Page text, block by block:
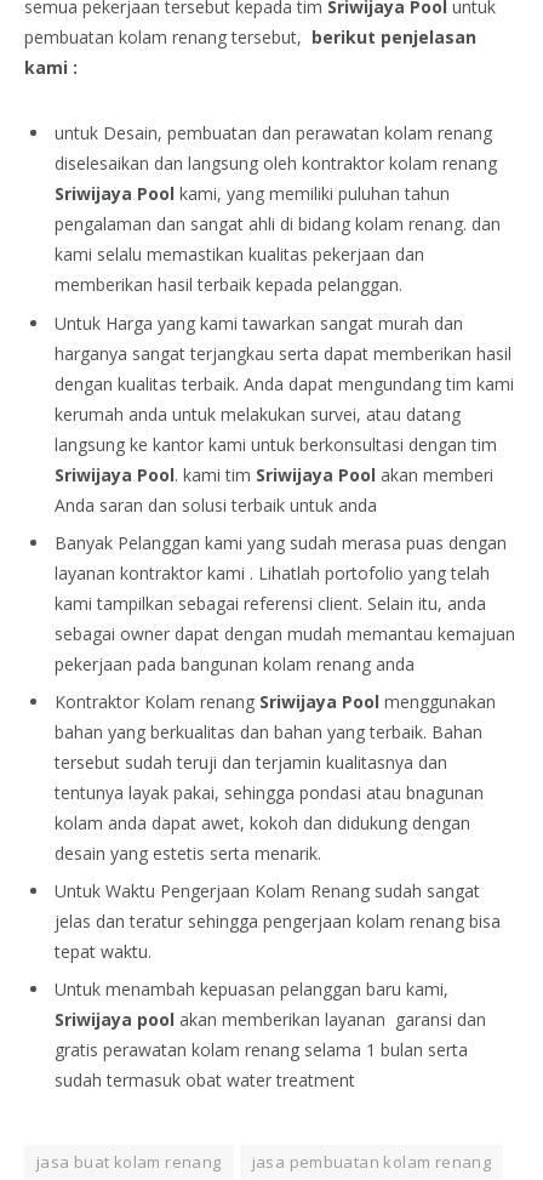
semua pekerjaan tersebut kepada tim Sriwijaya Pool untuk
pembuatan kolam renang tersebut, berikut penjelasan
kami :
untuk Desain, pembuatan dan perawatan kolam renang
diselesaikan dan langsung oleh kontraktor kolam renang
Sriwijaya Pool kami, yang memiliki puluhan tahun
pengalaman dan sangat ahli di bidang kolam renang. dan
kami selalu memastikan kualitas pekerjaan dan
memberikan hasil terbaik kepada pelanggan.
Untuk Harga yang kami tawarkan sangat murah dan
harganya sangat terjangkau serta dapat memberikan hasil
dengan kualitas terbaik. Anda dapat mengundang tim kami
kerumah anda untuk melakukan survei, atau datang
langsung ke kantor kami untuk berkonsultasi dengan tim
Sriwijaya Pool. kami tim Sriwijaya Pool akan memberi
Anda saran dan solusi terbaik untuk anda
Banyak Pelanggan kami yang sudah merasa puas dengan
layanan kontraktor kami . Lihatlah portofolio yang telah
kami tampilkan sebagai referensi client. Selain itu, anda
sebagai owner dapat dengan mudah memantau kemajuan
pekerjaan pada bangunan kolam renang anda
Kontraktor Kolam renang Sriwijaya Pool menggunakan
bahan yang berkualitas dan bahan yang terbaik. Bahan
tersebut sudah teruji dan terjamin kualitasnya dan
tentunya layak pakai, sehingga pondasi atau bnagunan
kolam anda dapat awet, kokoh dan didukung dengan
desain yang estetis serta menarik.
Untuk Waktu Pengerjaan Kolam Renang sudah sangat
jelas dan teratur sehingga pengerjaan kolam renang bisa
tepat waktu.
Untuk menambah kepuasan pelanggan baru kami,
Sriwijaya pool akan memberikan layanan garansi dan
gratis perawatan kolam renang selama 1 bulan serta
sudah termasuk obat water treatment
jasa buat kolam renang
jasa pembuatan kolam renang